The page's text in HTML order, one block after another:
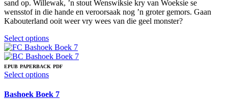
sand op. Willewak, ’n stout Wenswiksie kry van Woeksie se
wensstof in die hande en veroorsaak nog ’n groter gemors. Gaan
Kabouterland ooit weer vry wees van die geel monster?
Select optionsThis
product
has
multiple
variants.
options
EPUB PAPERBACK PDF
Select optionsThis
has
Bashoek Boek 7